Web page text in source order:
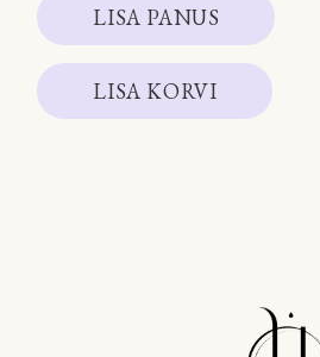
LISA PANUS
LISA KORVI